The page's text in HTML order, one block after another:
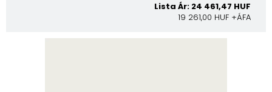
Lista Ár: 24 461,47 HUF
19 261,00 HUF +ÁFA